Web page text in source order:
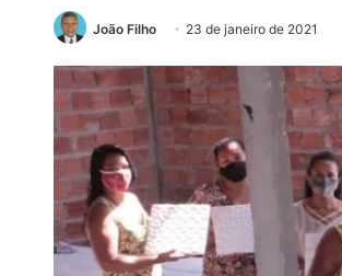
João Filho 23 de janeiro de 2021